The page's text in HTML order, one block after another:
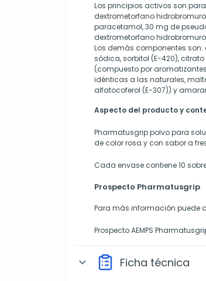
Los principios activos son
dextrometorfano
paracetamol, 30 mg de
dextrometorfano
Los demás componentes
sódica, sorbitol (E-420),
(compuesto por
idénticas a las naturales,
alfatocoferol (E-307)) y
Aspecto del producto y
Pharmatusgrip polvo para
de color rosa y con sabor a
Cada envase contiene 10
Prospecto Pharmatusgrip
Para más información puede
Prospecto AEMPS
expand_more Ficha técnica